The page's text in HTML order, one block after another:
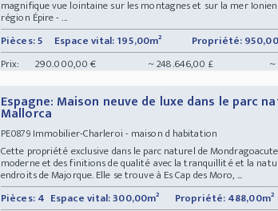
magnifique vue lointaine sur les montagnes et sur la mer
région Épire - ...
Pièces: 5
Espace vital: 195,00m² Propriété:
Prix:
290.000,00 € ~ 248.646,00 £
Espagne: Maison neuve de luxe dans le parc
Mallorca
PE0879Immobilier-Charleroi - maison d habitation
Cette propriété exclusive dans le parc naturel de
moderne et des finitions de qualité avec la tranquillité et la
endroits de Majorque. Elle se trouve à Es Cap des Moro, ...
Pièces: 4 Espace vital: 300,00m² Propriété: 488,00m²